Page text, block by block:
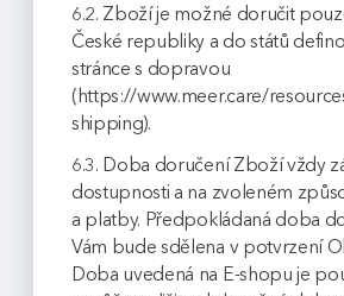
6.2. Zboží je možné doručit
České republiky a do států
stránce s dopravou
(https://www.meer.care/
shipping).
6.3. Doba doručení Zboží vždy
dostupnosti a na zvoleném
a platby. Předpokládaná doba
Vám bude sdělena v potvrzení
Doba uvedená na E-shopu je